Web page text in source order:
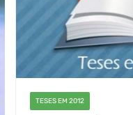
TESES EM 2012